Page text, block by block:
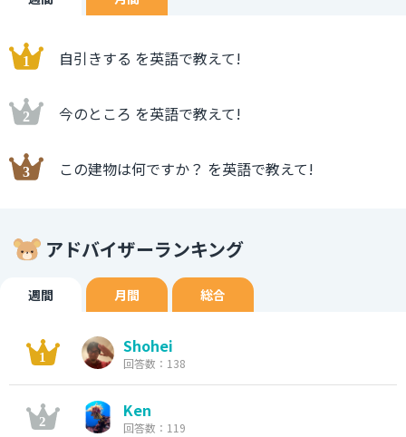
自引きする を英語で教えて!
今のところ を英語で教えて!
この建物は何ですか？ を英語で教えて!
アドバイザーランキング
週間 月間 総合
Shohei
回答数：138
Ken
回答数：119